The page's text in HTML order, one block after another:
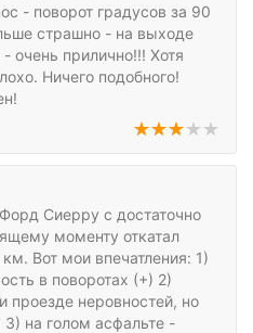
- поворот градусов за 90
страшно - на выходе
прилично!!! Хотя
Ничего подобного!
Сиерру с достаточно
моменту откатал
Вот мои впечатления: 1)
в поворотах (+) 2)
проезде неровностей, но
3) на голом асфальте -